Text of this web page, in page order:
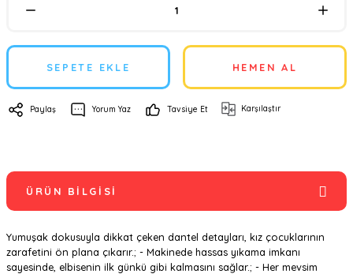
SEPETE EKLE HEMEN AL
Paylaş Yorum Yaz Tavsiye Et Karşılaştır
ÜRÜN BILGISI
Yumuşak dokusuyla dikkat çeken dantel detayları, kız çocuklarının
zarafetini ön plana çıkarır.; - Makinede hassas yıkama imkanı
sayesinde, elbisenin ilk günkü gibi kalmasını sağlar.; - Her mevsim